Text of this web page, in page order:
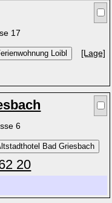
17
[Lage]
6
20